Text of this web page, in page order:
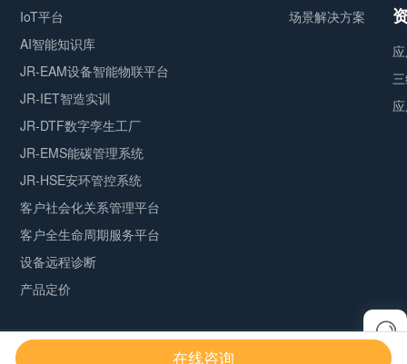
IoT平台
AI智能知识库
JR-EAM设备智能物联平台
JR-IET智造实训
JR-DTF数字孪生工厂
JR-EMS能碳管理系统
JR-HSE安环管控系统
客户社会化关系管理平台
客户全生命周期服务平台
设备远程诊断
产品定价
场景解决方案
Copyright © 2026 by Jerei
在线咨询